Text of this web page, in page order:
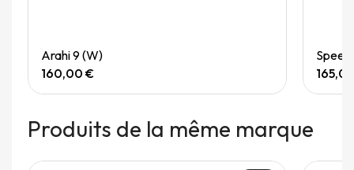
Arahi 9 (W)
160,00 €
Produits de la même marque